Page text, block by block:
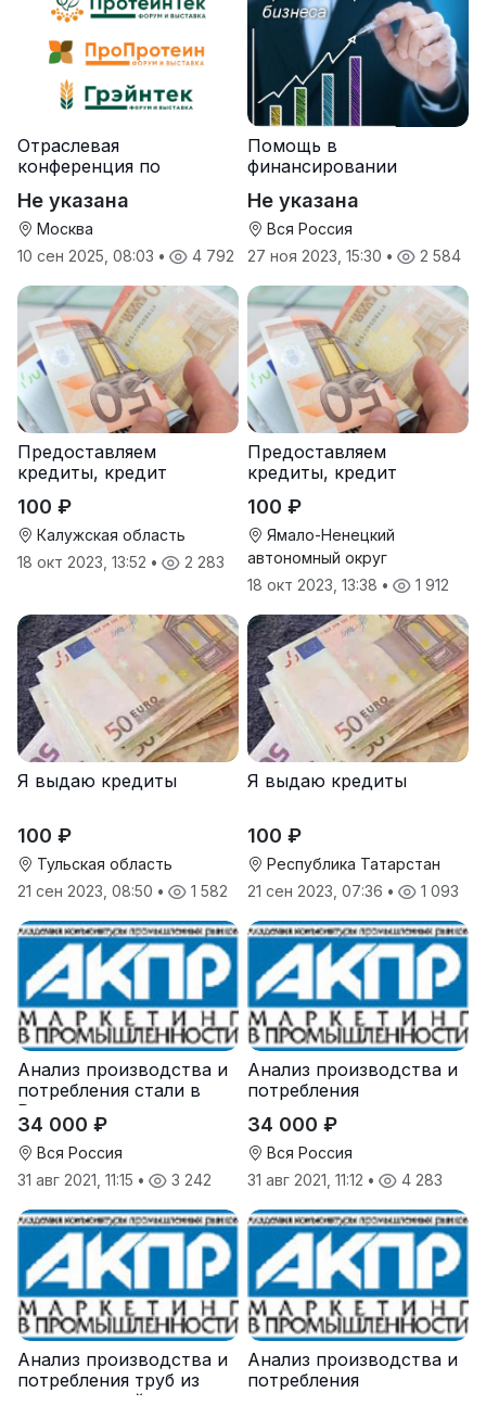
Отраслевая
конференция по
Не указана
Москва
10 сен 2025, 08:03 • 4 792
Помощь в
финансировании
Не указана
Вся Россия
27 ноя 2023, 15:30 • 2 584
Предоставляем
кредиты, кредит
100 ₽
Калужская область
18 окт 2023, 13:52 • 2 283
Предоставляем
кредиты, кредит
100 ₽
Ямало-Ненецкий
автономный округ
18 окт 2023, 13:38 • 1 912
Я выдаю кредиты
100 ₽
Тульская область
21 сен 2023, 08:50 • 1 582
Я выдаю кредиты
100 ₽
Республика Татарстан
21 сен 2023, 07:36 • 1 093
Анализ производства и
потребления стали в
России
34 000 ₽
Вся Россия
31 авг 2021, 11:15 • 3 242
Анализ производства и
потребления
агломерата и окатыша в
России
34 000 ₽
Вся Россия
31 авг 2021, 11:12 • 4 283
Анализ производства и
потребления труб из
нержавеющей стали в
Анализ производства и
потребления